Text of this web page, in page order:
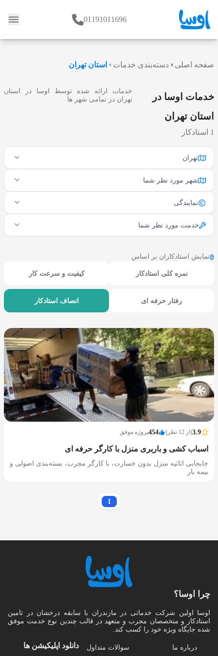
وبلاگ 01191011696
صفحه اصلی دسته‌بندی خدمات استان تهران
خدمات اوسا در
استان تهران
1 استادکار
خدمات ارائه شده توسط اوسا در استان
تهران در تمامی شهر ها
تهران
شهر مورد نظر شما
نمایندگی
خدمت مورد نظر شما
نمایش استادکاران بر اساس
نمره کلی استادکار کیفیت و سرعت کار
رفتار حرفه ای انصاف استادکار
3.9(از 12 نظر) 454پروژه موفق
اسباب کشی و باربری منزل با کارگر حرفه ای
جابجایی اثاثیه منزل بدون خسارت، با کارگر مجرب، بسته‌بندی اصولی و
بیمه بار
1
چرا اوسا؟
اوسا اولین شرکت خدماتی در مازندران با سابقه درخشان در تامین
استادکار و متخصصان مجرب و متعهد در قالب چندین نوع خدمت موفق
شده جایگاه ویژه خود را کسب کند.
درباره ما سوالات متداول دانلود اپلیکیشن‌ ها